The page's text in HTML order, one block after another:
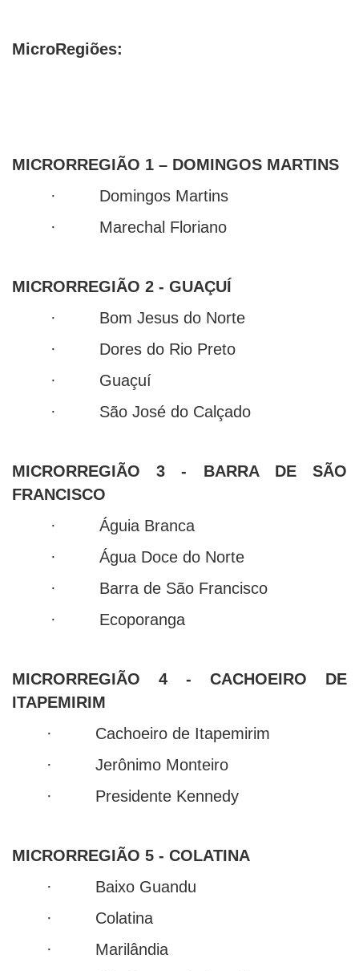
MicroRegiões:
MICRORREGIÃO 1 – DOMINGOS MARTINS
· Domingos Martins
· Marechal Floriano
MICRORREGIÃO 2 - GUAÇUÍ
· Bom Jesus do Norte
· Dores do Rio Preto
· Guaçuí
· São José do Calçado
MICRORREGIÃO 3 - BARRA DE SÃO
FRANCISCO
· Águia Branca
· Água Doce do Norte
· Barra de São Francisco
· Ecoporanga
MICRORREGIÃO 4 - CACHOEIRO DE
ITAPEMIRIM
· Cachoeiro de Itapemirim
· Jerônimo Monteiro
· Presidente Kennedy
MICRORREGIÃO 5 - COLATINA
· Baixo Guandu
· Colatina
· Marilândia